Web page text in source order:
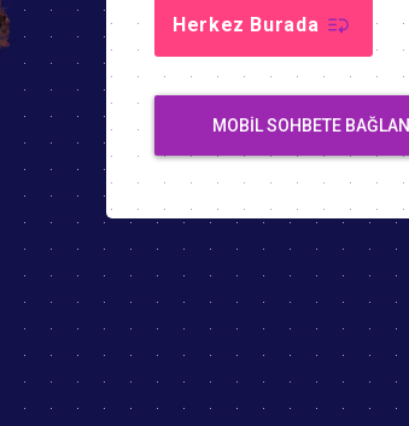
Herkez Burada
MOBIL SOHBETE BAĞLAN